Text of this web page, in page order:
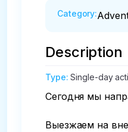
Category:
Description
Type:Single-day
Сегодня мы
Выезжаем на